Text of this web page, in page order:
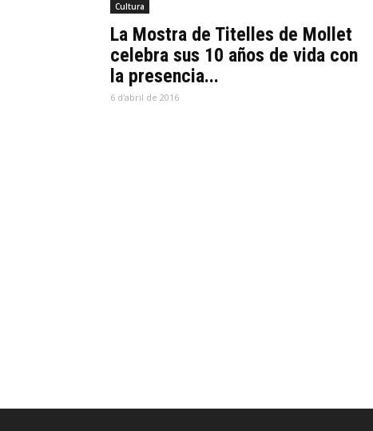
Cultura
La Mostra de Titelles de Mollet
celebra sus 10 años de vida con
la presencia...
6 d'abril de 2016